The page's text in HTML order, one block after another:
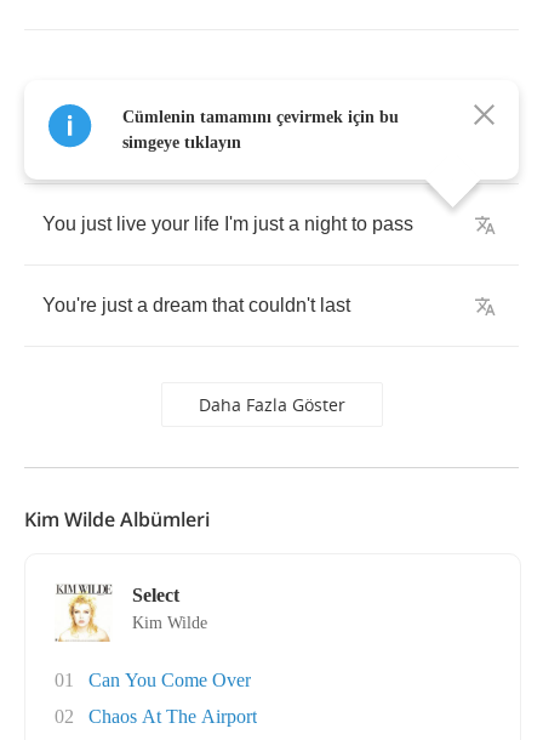
And I won't really care if
You just live your life I'm just a night to pass
You're just a dream that couldn't last
Daha Fazla Göster
Cümlenin tamamını çevirmek için bu
simgeye tıklayın
Kim Wilde Albümleri
Select
Kim Wilde
01
Can You Come Over
02
Chaos At The Airport